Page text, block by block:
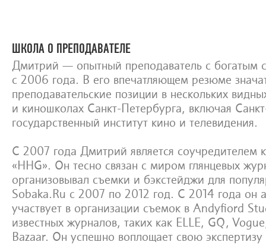
ШКОЛА О ПРЕПОДАВАТЕЛЕ
Дмитрий — опытный преподаватель с богатым
с 2006 года. В его впечатляющем резюме
преподавательские позиции в нескольких
и киношколах Санкт-Петербурга, включая
государственный институт кино и телевидения.
С 2007 года Дмитрий является соучредителем
«HHG». Он тесно связан с миром глянцевых
организовывал съемки и бэкстейджи для
Sobaka.Ru с 2007 по 2012 год. С 2014 года он
участвует в организации съемок в Andyfiord
известных журналов, таких как ELLE, GQ,
Bazaar. Он успешно воплощает свою